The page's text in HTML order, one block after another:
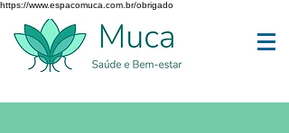
https://www.espacomuca.com.br/obrigado